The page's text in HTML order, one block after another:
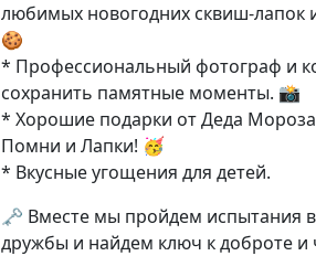
любимых новогодних сквиш-лапок
🍪
* Профессиональный фотограф и
сохранить памятные моменты. 📸
* Хорошие подарки от Деда
Помни и Лапки! 🥳
* Вкусные угощения для детей.
🗝 Вместе мы пройдем испытания в
дружбы и найдем ключ к доброте и